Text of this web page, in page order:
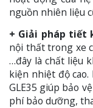
nguồn nhiên liệu
+ Giải pháp tiết
nội thất trong xe
…đây là chất liệu
kiện nhiệt độ
GLE35 giúp bảo
phí bảo dưỡng,